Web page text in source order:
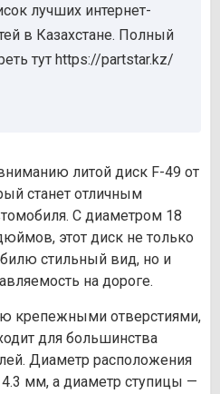
лучших интернет-
в Казахстане. Полный
тут https://partstar.kz/
литой диск F-49 от
станет отличным
С диаметром 18
этот диск не только
стильный вид, но и
на дороге.
крепежными отверстиями,
для большинства
Диаметр расположения
мм, а диаметр ступицы —